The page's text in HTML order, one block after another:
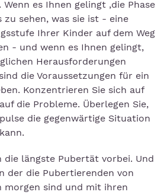
es Ihnen gelingt ,die Phase
sehen, was sie ist - eine
Ihrer Kinder auf dem Weg
- und wenn es Ihnen gelingt,
Herausforderungen
die Voraussetzungen für ein
Konzentrieren Sie sich auf
die Probleme. Überlegen Sie,
die gegenwärtige Situation
die längste Pubertät vorbei. Und
der die Pubertierenden von
morgen sind und mit ihren